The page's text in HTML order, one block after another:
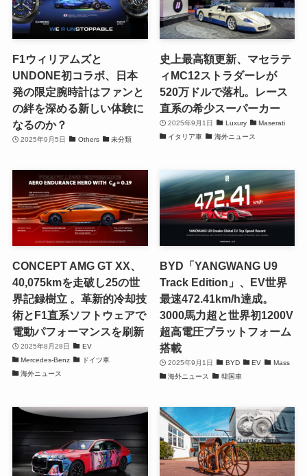
F1ウィリアムズと
UNDONE初コラボ、日本
発の限定腕時計はファンと
の絆を深める新しい体験に
なるのか？
2025年9月5日 Others 未分類
史上最高額更新、マセラテ
ィMC12ストラダーレが
520万ドルで落札。レース
直系の希少スーパーカー
2025年9月1日 Luxury
Maserati
イタリア車
海外ニュース
CONCEPT AMG GT XX、
40,075kmを走破し25の世
界記録樹立 。革新的冷却技
術とF1直系ソフトウェアで
電動パフォーマンスを刷新
2025年8月28日
EV
Mercedes-Benz
ドイツ車
海外ニュース
BYD「YANGWANG U9
Track Edition」、EV世界
最速472.41km/h達成。
3000馬力超と世界初1200V
超高電圧プラットフォーム
搭載
2025年9月1日 BYD EV
Mass
海外ニュース
韓国車